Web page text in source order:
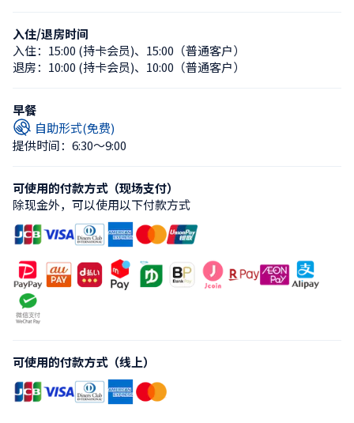
入住/退房时间
入住： 15:00 (持卡会员)、 15:00（普通客户）
退房： 10:00 (持卡会员)、 10:00（普通客户）
早餐
自助形式(免费)
提供时间：6:30〜9:00
可使用的付款方式（现场支付）
除现金外，可以使用以下付款方式
可使用的付款方式（线上）